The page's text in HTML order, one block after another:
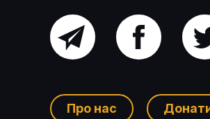
ризиків для
Головний
Про нас